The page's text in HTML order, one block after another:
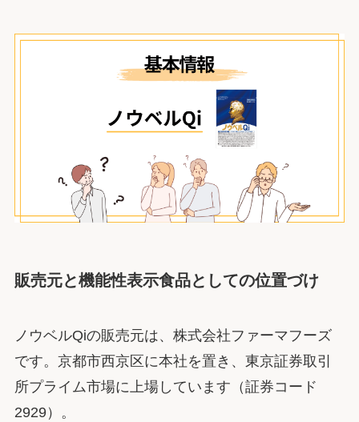
販売元と機能性表示食品としての位置づけ
ノウベルQiの販売元は、株式会社ファーマフーズ
です。京都市西京区に本社を置き、東京証券取引
所プライム市場に上場しています（証券コード
2929）。